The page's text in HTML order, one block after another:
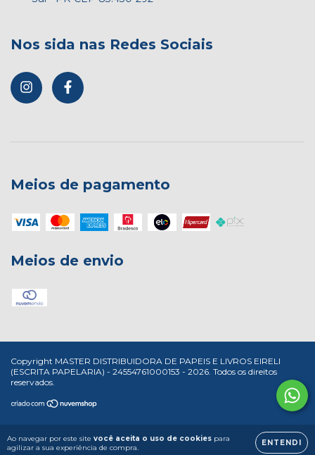
Ao navegar por este site você aceita o uso de cookies para
agilizar a sua experiência de compra.
ENTENDI
Nos sida nas Redes Sociais
Meios de pagamento
Meios de envio
Copyright MASTER DISTRIBUIDORA DE PAPEIS E LIVROS EIRELI
(ESCRITA PAPELARIA) - 24554761000153 - 2026. Todos os direitos
reservados.